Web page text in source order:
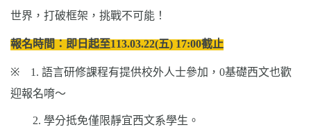
世界，打破框架，挑戰不可能！
報名時間：即日起至113.03.22(五) 17:00截止
※ 1. 語言研修課程有提供校外人士參加， 0基礎西文也歡
迎報名唷～
2. 學分抵免僅限靜宜西文系學生。